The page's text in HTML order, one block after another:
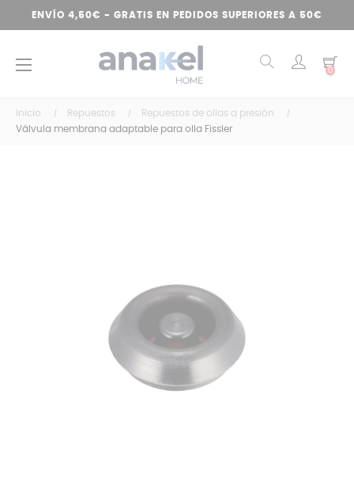
ENVÍO 4,50€ - GRATIS EN PEDIDOS SUPERIORES A 50€
Navegación
☰ 0
Inicio Repuestos
Repuestos de ollas a presión
Válvula membrana adaptable para olla Fissler